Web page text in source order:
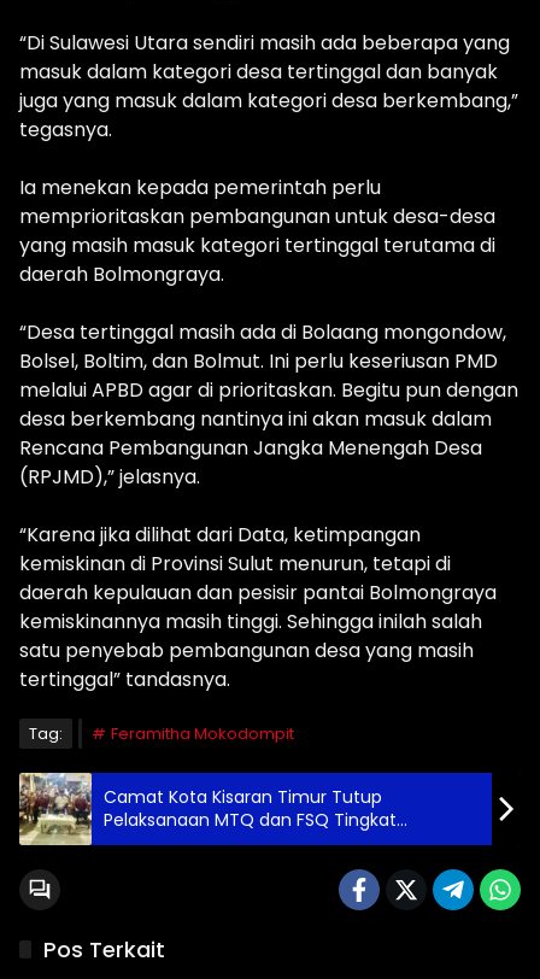
“Di Sulawesi Utara sendiri masih ada beberapa yang
masuk dalam kategori desa tertinggal dan banyak
juga yang masuk dalam kategori desa berkembang,”
tegasnya.
Ia menekan kepada pemerintah perlu
memprioritaskan pembangunan untuk desa-desa
yang masih masuk kategori tertinggal terutama di
daerah Bolmongraya.
“Desa tertinggal masih ada di Bolaang mongondow,
Bolsel, Boltim, dan Bolmut. Ini perlu keseriusan PMD
melalui APBD agar di prioritaskan. Begitu pun dengan
desa berkembang nantinya ini akan masuk dalam
Rencana Pembangunan Jangka Menengah Desa
(RPJMD),” jelasnya.
“Karena jika dilihat dari Data, ketimpangan
kemiskinan di Provinsi Sulut menurun, tetapi di
daerah kepulauan dan pesisir pantai Bolmongraya
kemiskinannya masih tinggi. Sehingga inilah salah
satu penyebab pembangunan desa yang masih
tertinggal” tandasnya.
Tag: Feramitha Mokodompit
Camat Kota Kisaran Timur Tutup
Pelaksanaan MTQ dan FSQ Tingkat
Kelurahan Teladan Tahun 2025 di Dukung
Pos Terkait